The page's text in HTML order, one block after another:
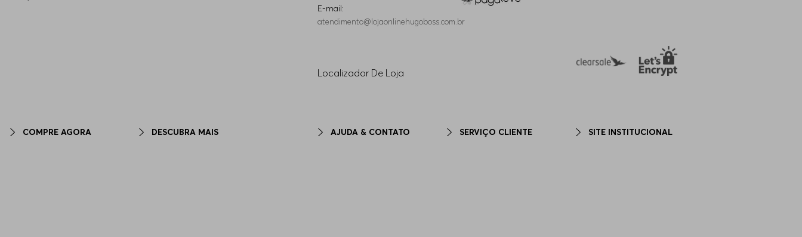
COMPRE AGORA DESCUBRA MAIS
E-mail:
atendimento@lojaonlinehugoboss.com.br
Localizador De Loja
AJUDA & CONTATO SERVIÇO CLIENTE SITE INSTITUCIONAL